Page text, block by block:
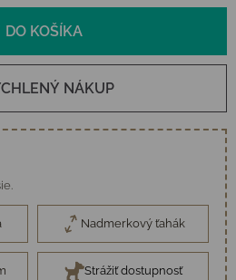
DO KOŠÍKA
NÁKUP
Nadmerkový ťahák
Strážiť dostupnosť